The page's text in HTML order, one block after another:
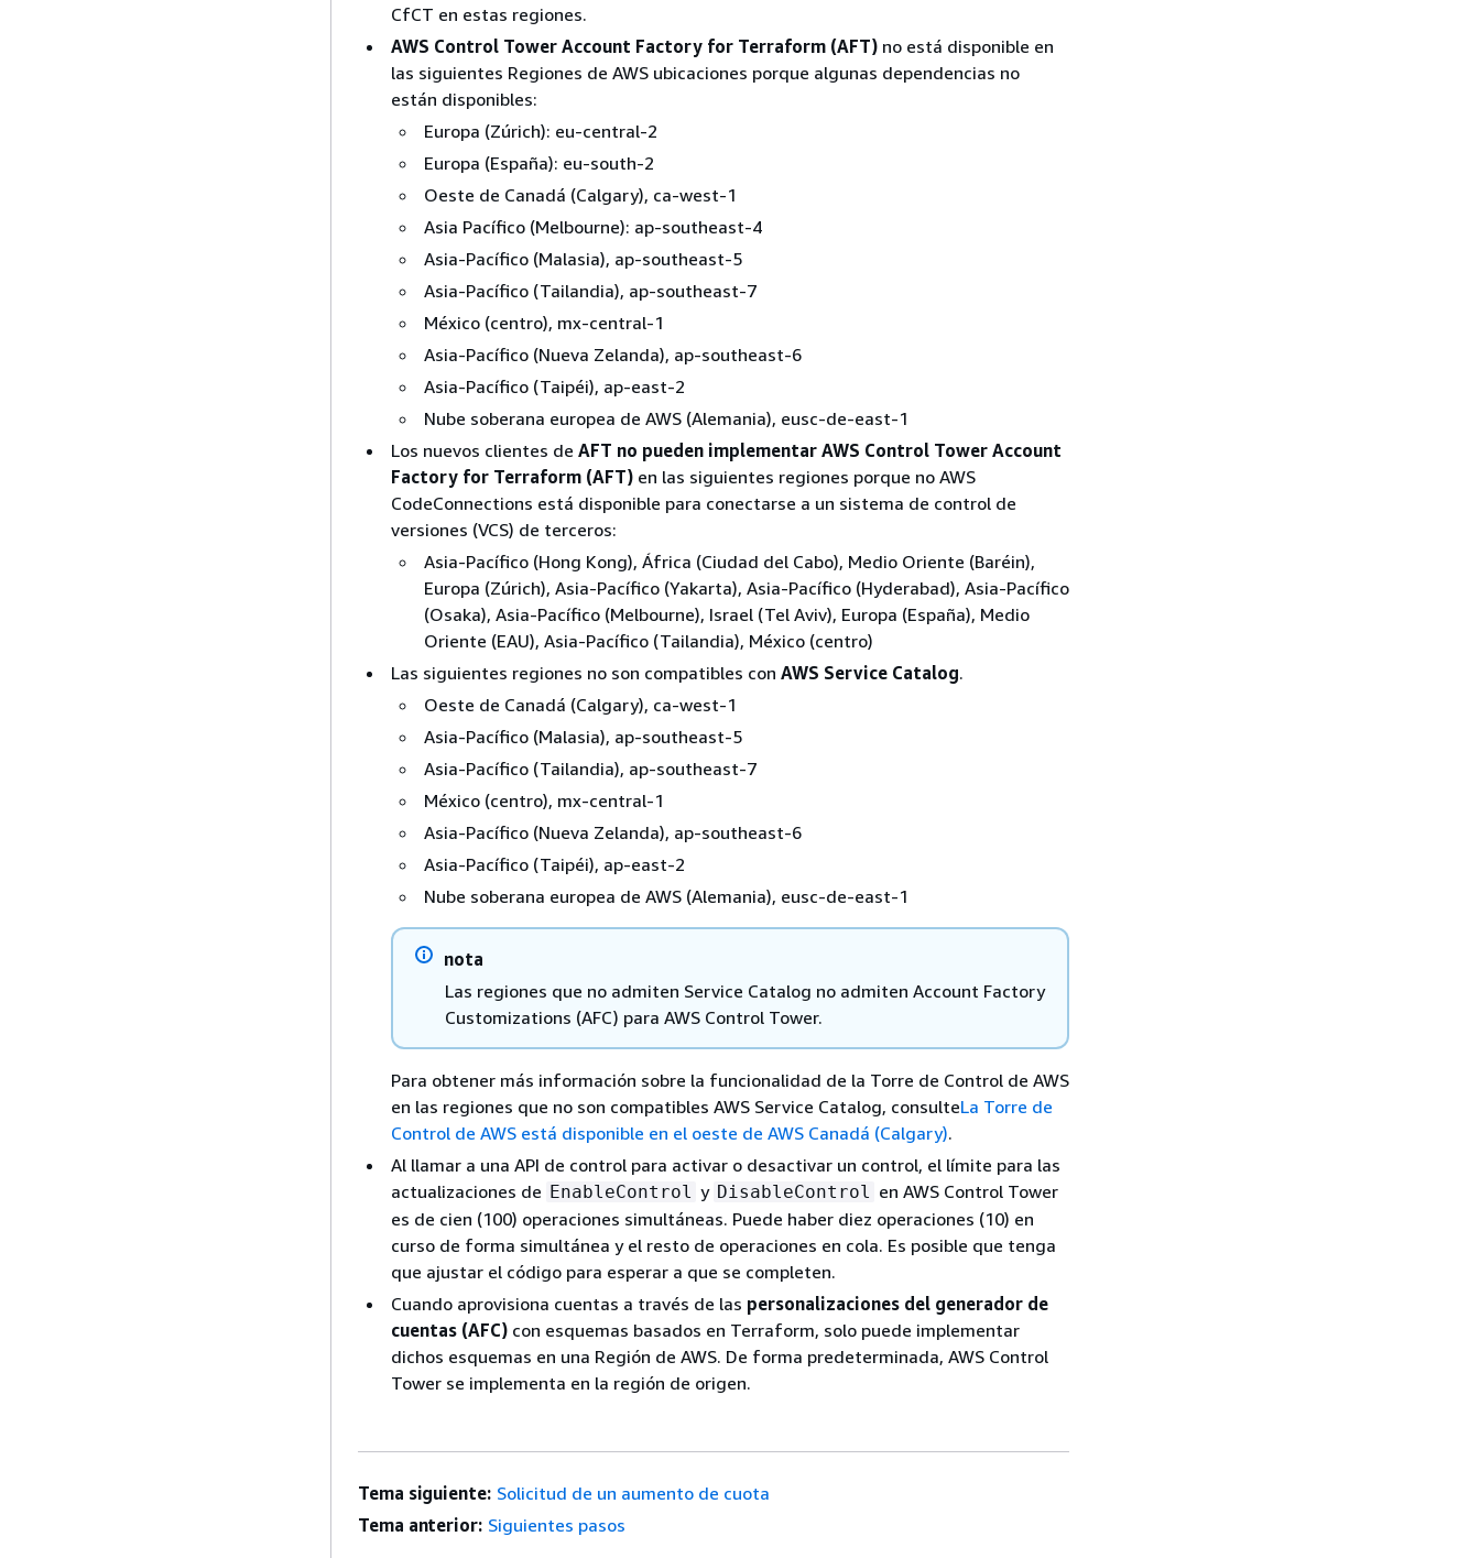
CfCT en estas regiones.
AWS Control Tower Account Factory for Terraform (AFT) no está disponible en
las siguientes Regiones de AWS ubicaciones porque algunas dependencias no
están disponibles:
Europa (Zúrich): eu-central-2
Europa (España): eu-south-2
Oeste de Canadá (Calgary), ca-west-1
Asia Pacífico (Melbourne): ap-southeast-4
Asia-Pacífico (Malasia), ap-southeast-5
Asia-Pacífico (Tailandia), ap-southeast-7
México (centro), mx-central-1
Asia-Pacífico (Nueva Zelanda), ap-southeast-6
Asia-Pacífico (Taipéi), ap-east-2
Nube soberana europea de AWS (Alemania), eusc-de-east-1
Los nuevos clientes de AFT no pueden implementar AWS Control Tower Account
Factory for Terraform (AFT) en las siguientes regiones porque no AWS
CodeConnections está disponible para conectarse a un sistema de control de
versiones (VCS) de terceros:
Asia-Pacífico (Hong Kong), África (Ciudad del Cabo), Medio Oriente (Baréin),
Europa (Zúrich), Asia-Pacífico (Yakarta), Asia-Pacífico (Hyderabad), Asia-Pacífico
(Osaka), Asia-Pacífico (Melbourne), Israel (Tel Aviv), Europa (España), Medio
Oriente (EAU), Asia-Pacífico (Tailandia), México (centro)
Las siguientes regiones no son compatibles con AWS Service Catalog.
Oeste de Canadá (Calgary), ca-west-1
Asia-Pacífico (Malasia), ap-southeast-5
Asia-Pacífico (Tailandia), ap-southeast-7
México (centro), mx-central-1
Asia-Pacífico (Nueva Zelanda), ap-southeast-6
Asia-Pacífico (Taipéi), ap-east-2
Nube soberana europea de AWS (Alemania), eusc-de-east-1
nota
Las regiones que no admiten Service Catalog no admiten Account Factory
Customizations (AFC) para AWS Control Tower.
Para obtener más información sobre la funcionalidad de la Torre de Control de AWS
en las regiones que no son compatibles AWS Service Catalog, consulteLa Torre de
Control de AWS está disponible en el oeste de AWS Canadá (Calgary).
Al llamar a una API de control para activar o desactivar un control, el límite para las
actualizaciones de EnableControl y DisableControl
en AWS Control Tower
es de cien (100) operaciones simultáneas. Puede haber diez operaciones (10) en
curso de forma simultánea y el resto de operaciones en cola. Es posible que tenga
que ajustar el código para esperar a que se completen.
Cuando aprovisiona cuentas a través de las personalizaciones del generador de
cuentas (AFC) con esquemas basados en Terraform, solo puede implementar
dichos esquemas en una Región de AWS. De forma predeterminada, AWS Control
Tower se implementa en la región de origen.
Tema siguiente: Solicitud de un aumento de cuota
Tema anterior: Siguientes pasos